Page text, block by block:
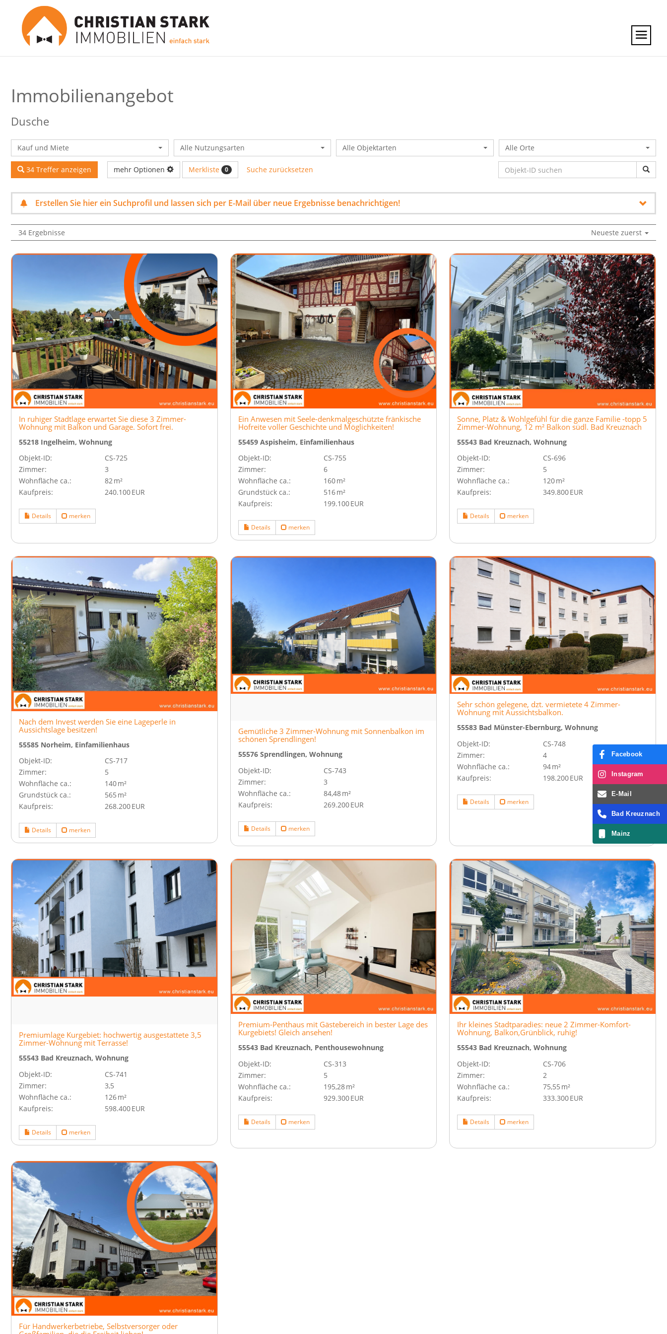
Immobilien­angebot
Dusche
Kauf und Miete Alle Nutzungsarten Alle Objektarten Alle Orte
34 Treffer anzeigen mehr Optionen Merkliste 0 Suche zurücksetzen
Erstellen Sie hier ein Suchprofil und lassen sich per E-Mail über neue Ergebnisse benachrichtigen!
34 Ergebnisse Neueste zuerst
In ruhiger Stadtlage erwartet Sie diese 3 Zimmer-
Wohnung mit Balkon und Garage. Sofort frei.
55218 Ingelheim, Wohnung
Objekt-ID:
CS-725
Zimmer:
3
Wohnfläche ca.:
82 m²
Kaufpreis:
240.100 EUR
Details merken
Ein Anwesen mit Seele-denkmalgeschützte fränkische
Hofreite voller Geschichte und Möglichkeiten!
55459 Aspisheim, Einfamilienhaus
Objekt-ID:
CS-755
Zimmer:
6
Wohnfläche ca.:
160 m²
Grund­stück ca.:
516 m²
Kaufpreis:
199.100 EUR
Details merken
Sonne, Platz & Wohlgefühl für die ganze Familie -topp 5
Zimmer-Wohnung, 12 m² Balkon südl. Bad Kreuznach
55543 Bad Kreuznach, Wohnung
Objekt-ID:
CS-696
Zimmer:
5
Wohnfläche ca.:
120 m²
Kaufpreis:
349.800 EUR
Details merken
Nach dem Invest werden Sie eine Lageperle in
Aussichtslage besitzen!
55585 Norheim, Einfamilienhaus
Objekt-ID:
CS-717
Zimmer:
5
Wohnfläche ca.:
140 m²
Grund­stück ca.:
565 m²
Kaufpreis:
268.200 EUR
Details merken
Gemütliche 3 Zimmer-Wohnung mit Sonnenbalkon im
schönen Sprendlingen!
55576 Sprendlingen, Wohnung
Objekt-ID:
CS-743
Zimmer:
3
Wohnfläche ca.:
84,48 m²
Kaufpreis:
269.200 EUR
Details merken
Sehr schön gelegene, dzt. vermietete 4 Zimmer-
Wohnung mit Aussichtsbalkon.
55583 Bad Münster-Ebernburg, Wohnung
Objekt-ID:
CS-748
Zimmer:
4
Wohnfläche ca.:
94 m²
Kaufpreis:
198.200 EUR
Details merken
Premiumlage Kurgebiet: hochwertig ausgestattete 3,5
Zimmer-Wohnung mit Terrasse!
55543 Bad Kreuznach, Wohnung
Objekt-ID:
CS-741
Zimmer:
3,5
Wohnfläche ca.:
126 m²
Kaufpreis:
598.400 EUR
Details merken
Premium-Penthaus mit Gästebereich in bester Lage des
Kurgebiets! Gleich ansehen!
55543 Bad Kreuznach, Penthousewohnung
Objekt-ID:
CS-313
Zimmer:
5
Wohnfläche ca.:
195,28 m²
Kaufpreis:
929.300 EUR
Details merken
Ihr kleines Stadtparadies: neue 2 Zimmer-Komfort-
Wohnung, Balkon,Grünblick, ruhig!
55543 Bad Kreuznach, Wohnung
Objekt-ID:
CS-706
Zimmer:
2
Wohnfläche ca.:
75,55 m²
Kaufpreis:
333.300 EUR
Details merken
Für Handwerkerbetriebe, Selbstversorger oder
Facebook
Instagram
E-Mail
Bad Kreuznach
Mainz